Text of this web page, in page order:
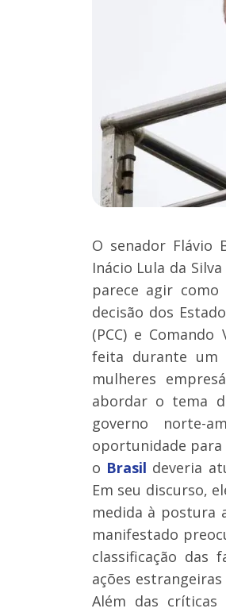
O senador Flávio
Inácio Lula da
parece agir
decisão dos
(PCC) e
feita durante um
mulheres
abordar o tema
governo norte-
oportunidade para
o Brasil deveria
Em seu discurso,
medida à postura
manifestado
classificação das
ações
Além das críticas